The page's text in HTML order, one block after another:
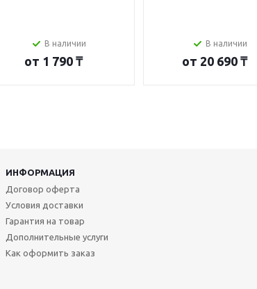
В наличии
от 1 790 ₸
В наличии
от 20 690 ₸
ИНФОРМАЦИЯ
Договор оферта
Условия доставки
Гарантия на товар
Дополнительные услуги
Как оформить заказ